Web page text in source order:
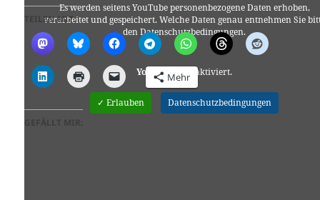
Es werden seitens YouTube personenbezogene Daten erhoben,
verarbeitet und gespeichert. Welche Daten genau entnehmen Sie
den Datenschutzbedingungen.
Youtube ist deaktiviert.
✓ Erlauben Datenschutzbedingungen
TEILEN MIT:
Mehr